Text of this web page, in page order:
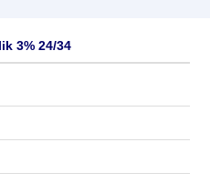
3% 24/34